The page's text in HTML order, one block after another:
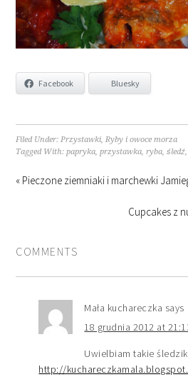
Facebook Bluesky
Filed Under:Przystawki,Ryby i owoce morza
Tagged With:papryka,przystawka,ryba,śledź
« Pieczone ziemniaki i marchewki
Cupcakes z
COMMENTS
Mała kuchareczka says
18 grudnia 2012 at
Uwielbiam takie
http://